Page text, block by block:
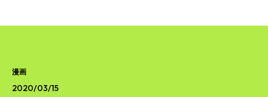
漫画
2020/03/15